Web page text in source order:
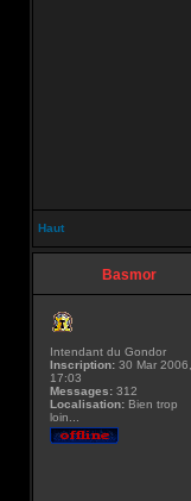
Haut
Basmor
Intendant du Gondor
Inscription: 30 Mar 2006,
17:03
Messages: 312
Localisation: Bien trop
loin...